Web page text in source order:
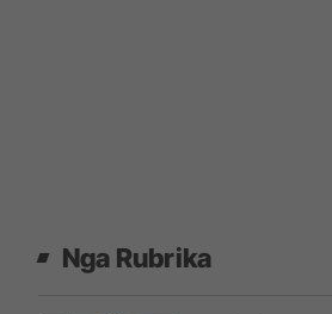
Nga Rubrika